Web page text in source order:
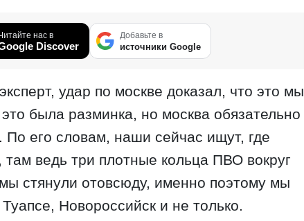
нас в
Discover
Добавьте в
источники Google
удар по москве доказал, что это мы
была разминка, но москва обязательно
По его словам, наши сейчас ищут, где
ведь три плотные кольца ПВО вокруг
стянули отовсюду, именно поэтому мы
Новороссийск и не только.